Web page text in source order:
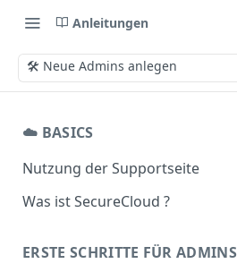
Anleitungen
🛠️ Neue Admins anlegen
☁️ BASICS
Nutzung der Supportseite
Was ist SecureCloud ?
ERSTE SCHRITTE FÜR ADMINS